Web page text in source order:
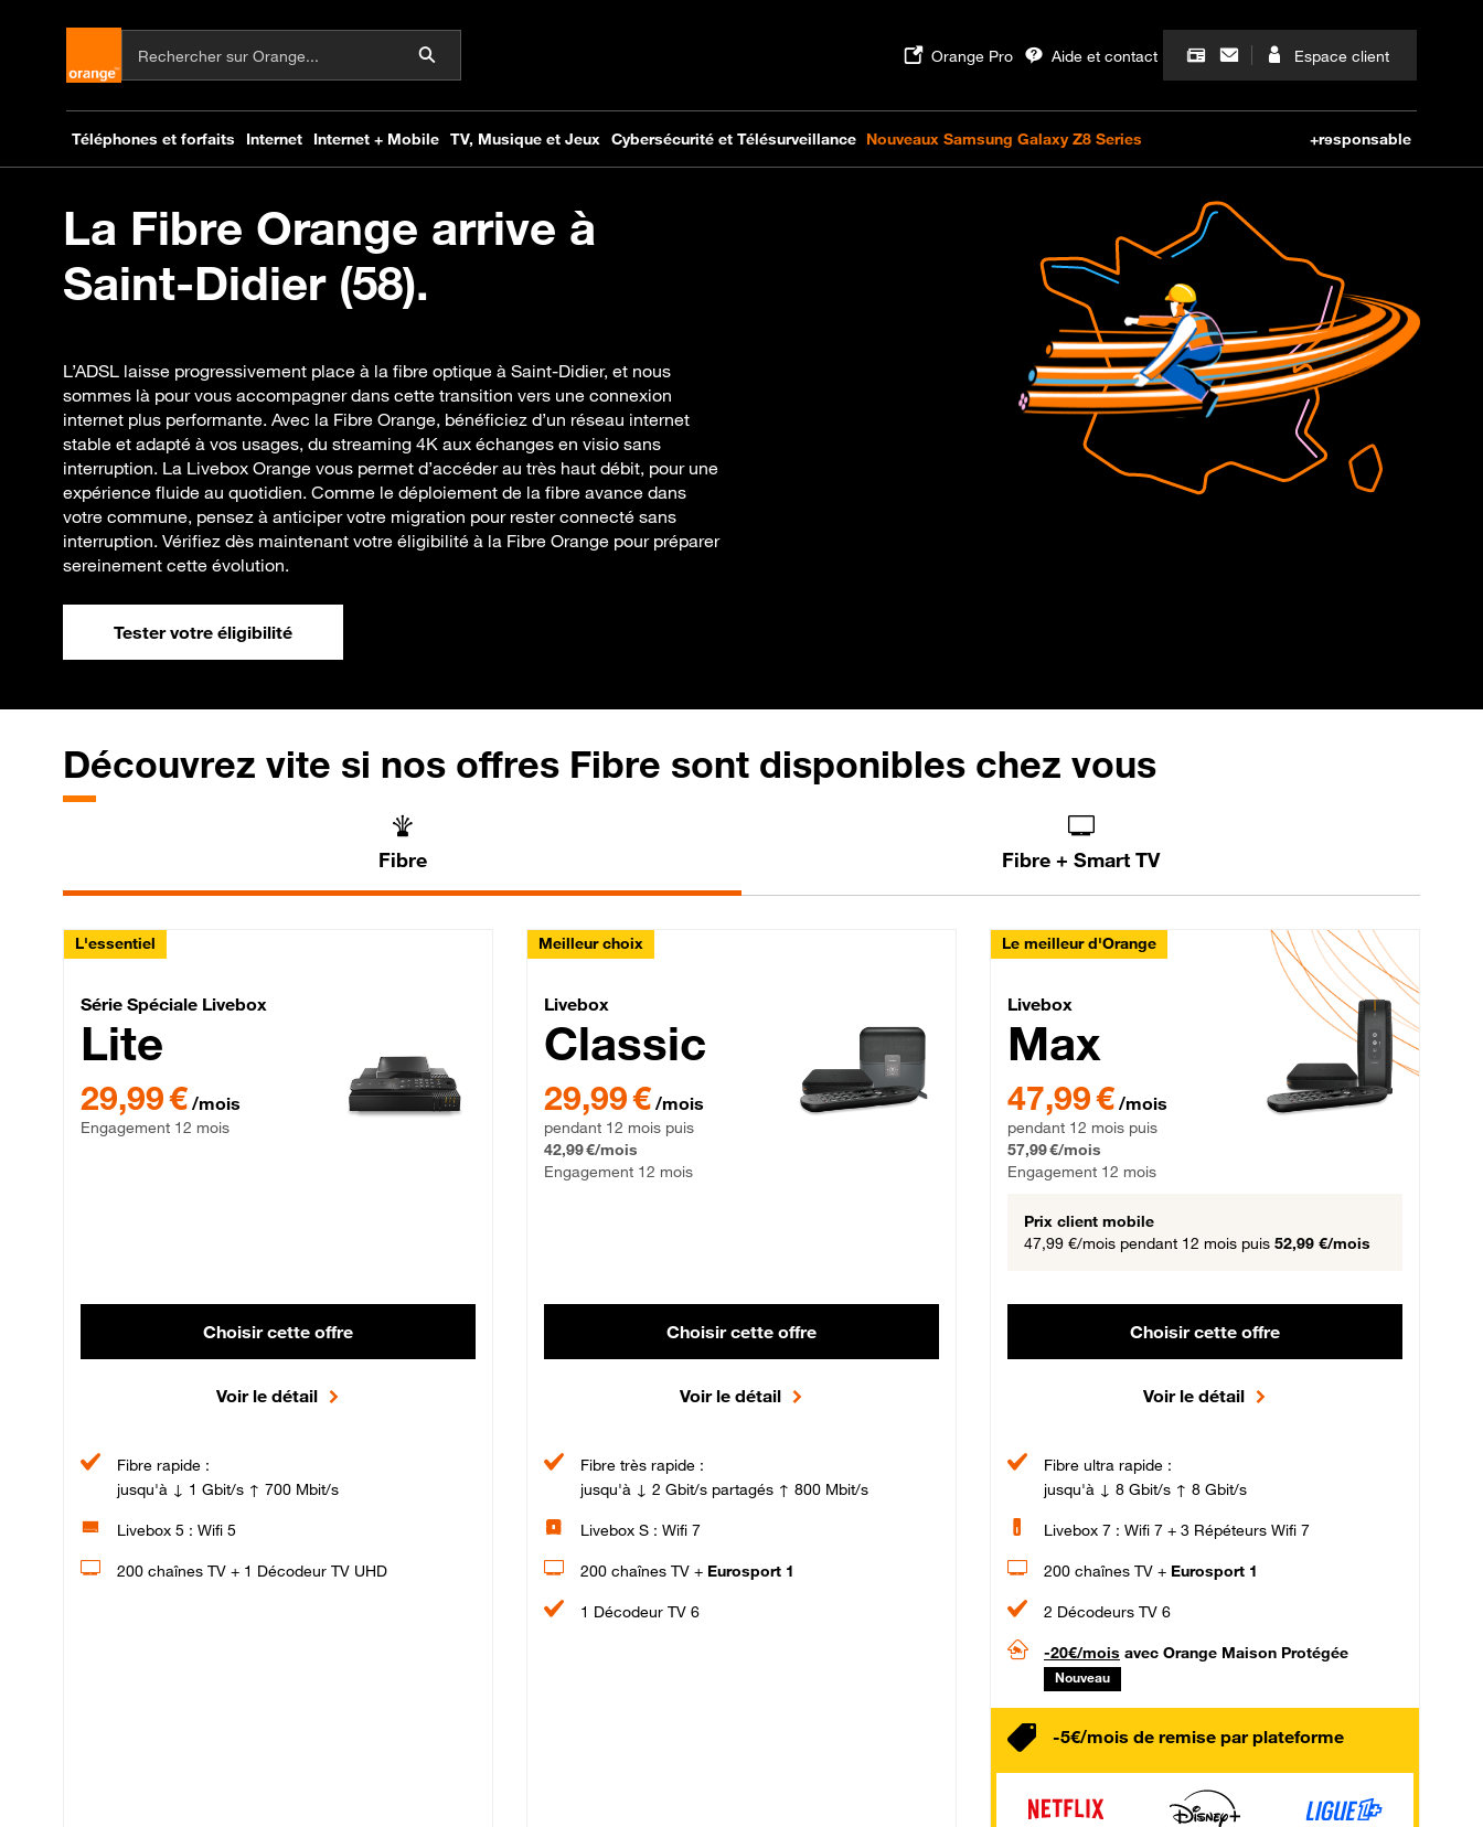
La Fibre Orange arrive à
Saint-Didier (58).
L’ADSL laisse progressivement place à la fibre optique à Saint-Didier, et nous
sommes là pour vous accompagner dans cette transition vers une connexion
internet plus performante. Avec la Fibre Orange, bénéficiez d’un réseau internet
stable et adapté à vos usages, du streaming 4K aux échanges en visio sans
interruption. La Livebox Orange vous permet d’accéder au très haut débit, pour une
expérience fluide au quotidien. Comme le déploiement de la fibre avance dans
votre commune, pensez à anticiper votre migration pour rester connecté sans
interruption. Vérifiez dès maintenant votre éligibilité à la Fibre Orange pour préparer
sereinement cette évolution.
Tester votre éligibilité
Découvrez vite si nos offres Fibre sont disponibles chez vous
Fibre Fibre + Smart TV
L'essentiel
Série Spéciale Livebox Lite Fibre
Série Spéciale Livebox
Lite
29,99 € par mois , Engagement 12 mois
29,99 € /mois
Engagement 12 mois
Choisir cette offre
Voir le détail
Fibre rapide :
jusqu'à ↓ 1 Gbit/s ↑ 700 Mbit/s
Livebox 5 : Wifi 5
200 chaînes TV + 1 Décodeur TV UHD
Meilleur choix
Livebox Classic Fibre
Livebox
Classic
29,99 € par mois pendant 12 mois puis 42,99 € par mois, Engagement 12 mois
29,99 € /mois
pendant 12 mois puis
42,99 €/mois
Engagement 12 mois
Choisir cette offre
Voir le détail
Fibre très rapide :
jusqu'à ↓ 2 Gbit/s partagés ↑ 800 Mbit/s
Livebox S : Wifi 7
200 chaînes TV + Eurosport 1
1 Décodeur TV 6
Le meilleur d'Orange
Livebox Max Fibre
Livebox
Max
47,99 € par mois pendant 12 mois puis 57,99 € par mois,
47,99 € /mois
pendant 12 mois puis
57,99 €/mois
Engagement 12 mois
Prix client mobile
47,99 €/mois pendant 12 mois puis 52,99 €/mois
Choisir cette offre
Voir le détail
Fibre ultra rapide :
jusqu'à ↓ 8 Gbit/s ↑ 8 Gbit/s
Livebox 7 : Wifi 7 + 3 Répéteurs Wifi 7
200 chaînes TV + Eurosport 1
2 Décodeurs TV 6
-20€/mois avec Orange Maison Protégée
Nouveau
-5€/mois de remise par plateforme